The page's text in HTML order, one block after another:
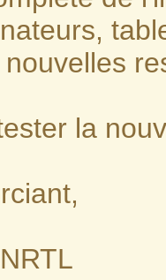
la